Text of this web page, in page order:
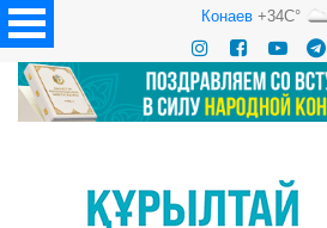
Конаев+34C°